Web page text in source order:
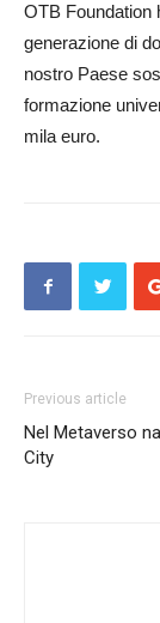
OTB Foundation
generazione di
nostro Paese
formazione
mila euro.
Previous article
Nel Metaverso
City